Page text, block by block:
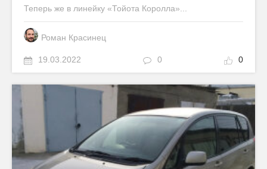
Теперь же в линейку «Тойота Королла»...
Роман Красинец
19.03.2022 0 0